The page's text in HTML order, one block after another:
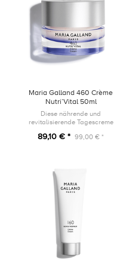
Maria Galland 460 Crème
Nutri’Vital 50ml
Diese nährende und
revitalisierende Tagescreme
weichen und reichhaltigen Textur.
89,10 € * 99,00 € *